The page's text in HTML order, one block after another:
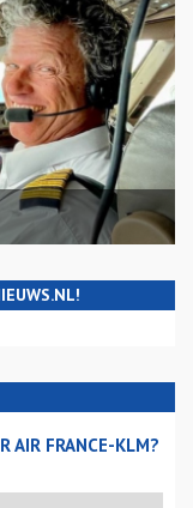
AIR FRANCE-KLM?